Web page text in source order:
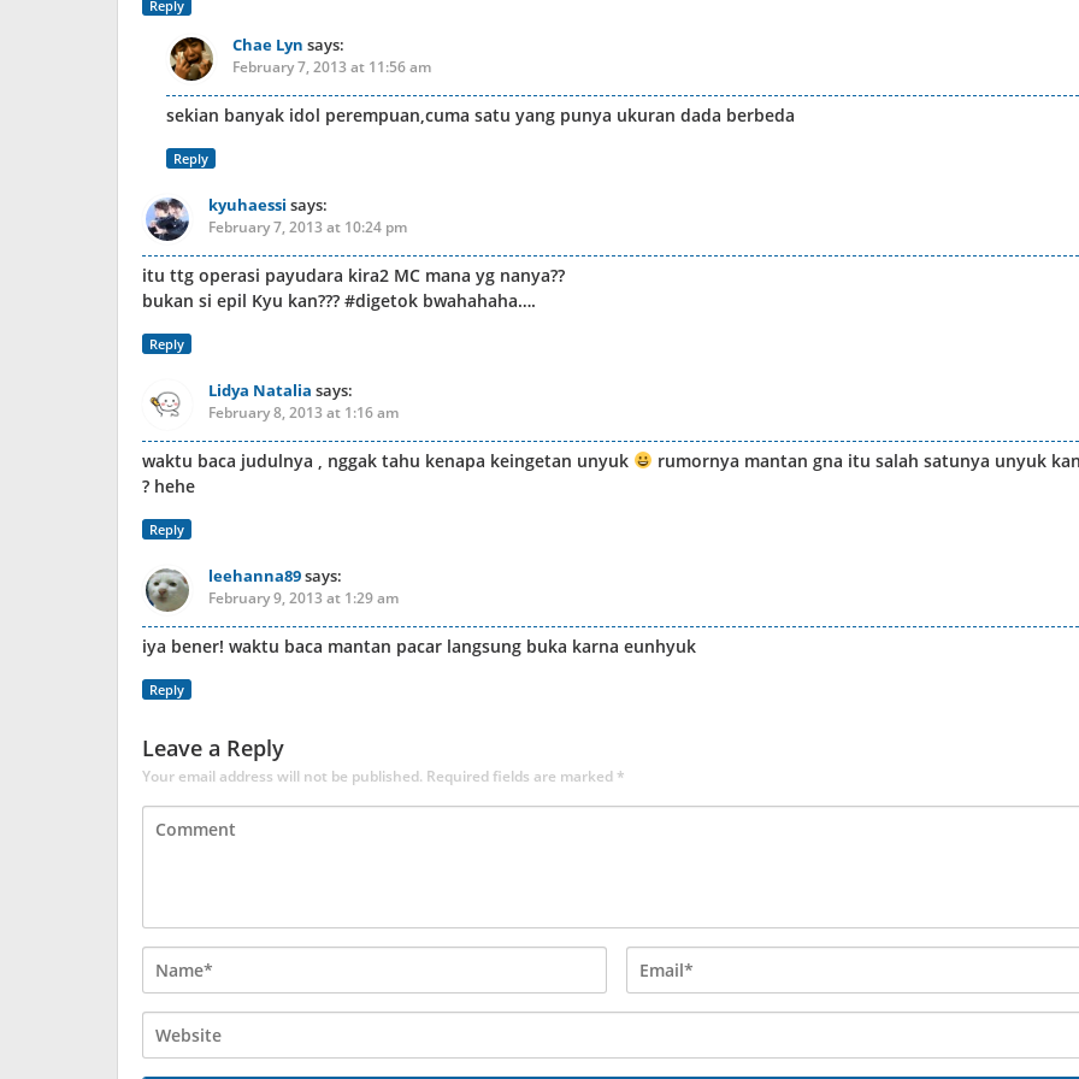
Reply
Chae Lyn says:
February 7, 2013 at 11:56 am
sekian banyak idol perempuan,cuma satu yang punya ukuran dada berbeda
Reply
kyuhaessi says:
February 7, 2013 at 10:24 pm
itu ttg operasi payudara kira2 MC mana yg nanya??
bukan si epil Kyu kan??? #digetok bwahahaha….
Reply
Lidya Natalia says:
February 8, 2013 at 1:16 am
waktu baca judulnya , nggak tahu kenapa keingetan unyuk
rumornya mantan gna itu salah satunya unyuk
? hehe
Reply
leehanna89says:
February 9, 2013 at 1:29 am
iya bener! waktu baca mantan pacar langsung buka karna eunhyuk
Reply
Leave a Reply
Your email address will not be published. Required fields are marked*